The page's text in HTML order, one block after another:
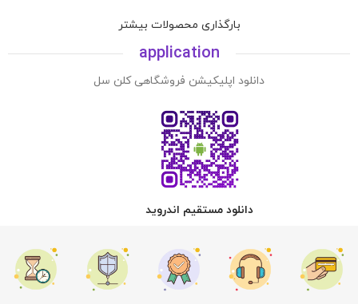
بارگذاری محصولات بیشتر
application
دانلود اپلیکیشن فروشگاهی کلن سل
دانلود مستقیم اندروید